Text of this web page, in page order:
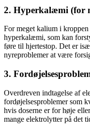
2. Hyperkalæmi (for
For meget kalium i
hyperkalæmi, som kan
føre til hjertestop. Det er
nyreproblemer at være
3.
Overdreven indtagelse af
fordøjelsesproblemer som
hvis doserne er for høje
mange elektrolytter på det